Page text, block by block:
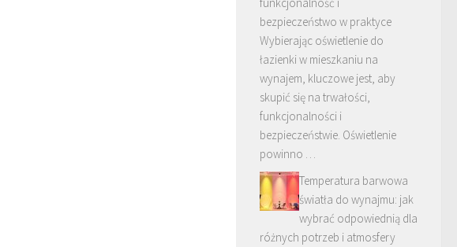
bezpieczeństwo w praktyce
Wybierając oświetlenie do
łazienki w mieszkaniu na
wynajem, kluczowe jest, aby
skupić się na trwałości,
funkcjonalności i
bezpieczeństwie. Oświetlenie
powinno …
Temperatura barwowa
światła do wynajmu: jak
wybrać odpowiednią dla
różnych potrzeb i atmosfery